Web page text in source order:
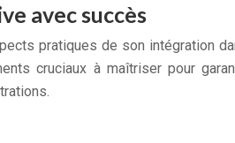
avec succès
pratiques de son intégration
cruciaux à maîtriser pour